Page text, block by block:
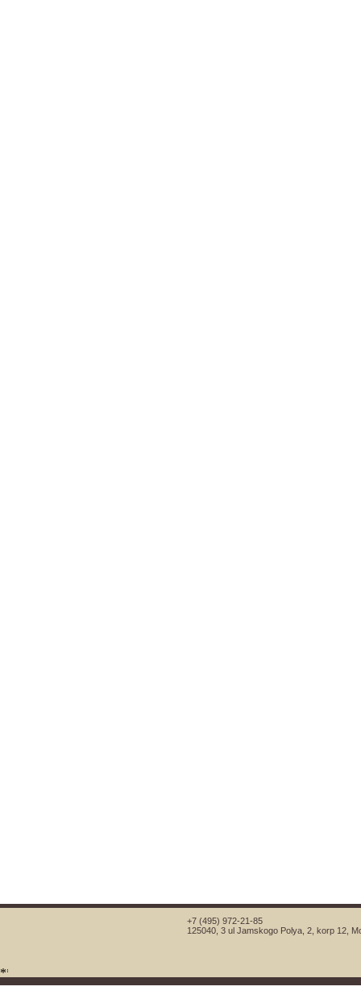
+7 (495) 972-21-85
125040, 3 ul Jamskogo Polya, 2, korp 12,